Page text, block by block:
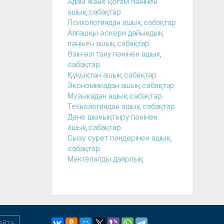
ашық сабақтар
Психологиядан ашық сабақтар
Алғашқы әскери дайындық
пәнінен ашық сабақтар
Өзін-өзі тану пәнінен ашық
сабақтар
Құқықтан ашық сабақтар
Экономикадан ашық сабақтар
Музыкадан ашық сабақтар
Технологиядан ашық сабақтар
Дене шынықтыру пәнінен
ашық сабақтар
Сызу сурет пәндерінен ашық
сабақтар
Мектепалды даярлық